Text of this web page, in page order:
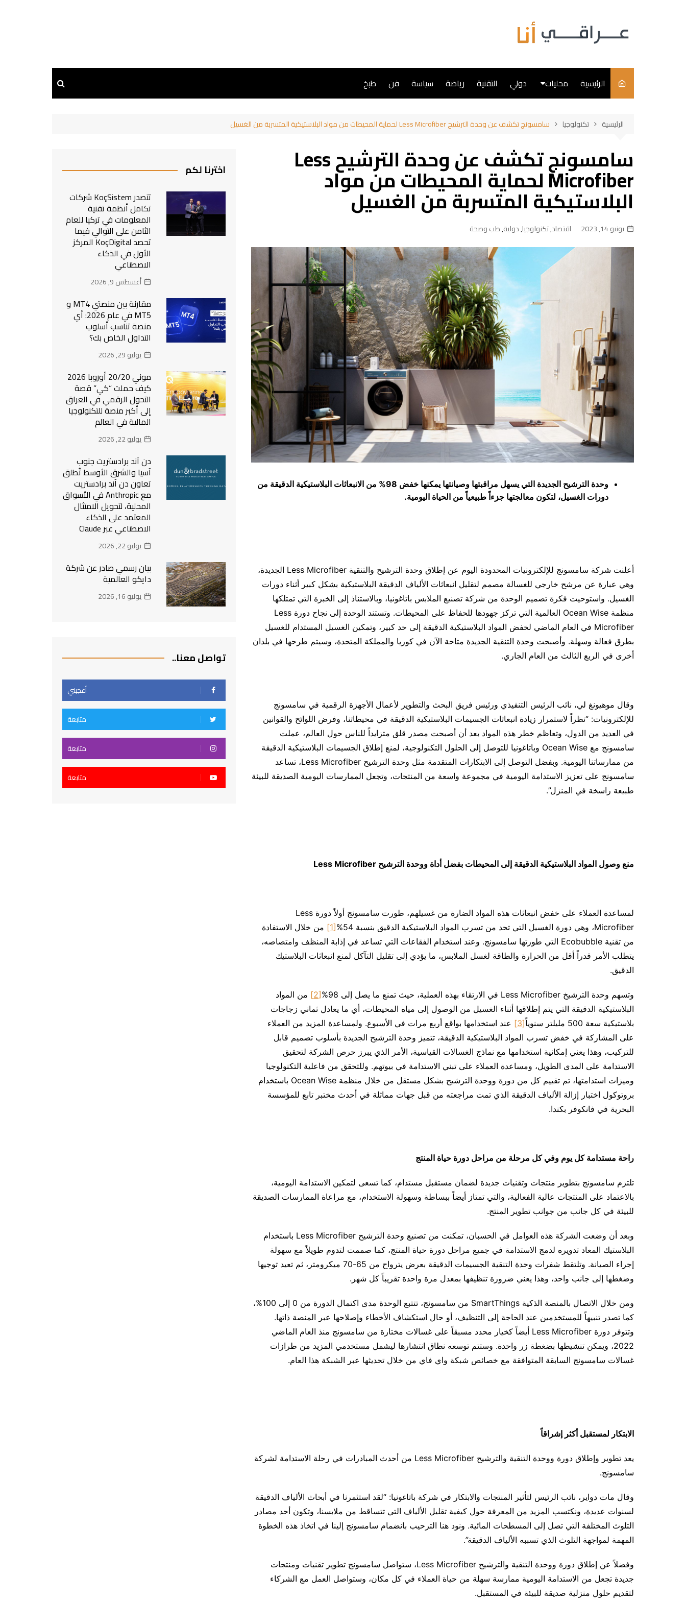
الرئيسية محليات
طبخ
دولي التقنية رياضة سياسة فن طبخ
الرئيسية تكنولوجيا سامسونج تكشف عن وحدة الترشيح Less Microfiber لحماية المحيطات من مواد البلاستيكية المتسربة من الغسيل
سامسونج تكشف عن وحدة الترشيح Less
Microfiber لحماية المحيطات من مواد
البلاستيكية المتسربة من الغسيل
يونيو 14, 2023 اقتصاد,تكنولوجيا,دولية,طب وصحة
وحدة الترشيح الجديدة التي يسهل مراقبتها وصيانتها يمكنها خفض 98% من الانبعاثات البلاستيكية الدقيقة من
دورات الغسيل، لتكون معالجتها جزءاً طبيعياً من الحياة اليومية.
أعلنت شركة سامسونج للإلكترونيات المحدودة اليوم عن إطلاق وحدة الترشيح والتنقية Less Microfiber الجديدة،
وهي عبارة عن مرشح خارجي للغسالة مصمم لتقليل انبعاثات الألياف الدقيقة البلاستيكية بشكل كبير أثناء دورات
الغسيل. واستوحيت فكرة تصميم الوحدة من شركة تصنيع الملابس باتاغونيا، وبالاستناذ إلى الخبرة التي تمتلكها
منظمة Ocean Wise العالمية التي تركز جهودها للحفاظ على المحيطات. وتستند الوحدة إلى نجاح دورة Less
Microfiber في العام الماضي لخفض المواد البلاستيكية الدقيقة إلى حد كبير، وتمكين الغسيل المستدام للغسيل
بطرق فعالة وسهلة. وأصبحت وحدة التنقية الجديدة متاحة الآن في كوريا والمملكة المتحدة، وسيتم طرحها في بلدان
أخرى في الربع الثالث من العام الجاري.
وقال موهيونغ لي، نائب الرئيس التنفيذي ورئيس فريق البحث والتطوير لأعمال الأجهزة الرقمية في سامسونج
للإلكترونيات: “نظراً لاستمرار زيادة انبعاثات الجسيمات البلاستيكية الدقيقة في محيطاتنا، وفرض اللوائح والقوانين
في العديد من الدول، وتعاظم خطر هذه المواد بعد أن أصبحت مصدر قلق متزايداً للناس حول العالم، عملت
سامسونج مع Ocean Wise وباتاغونيا للتوصل إلى الحلول التكنولوجية، لمنع إطلاق الجسيمات البلاستيكية الدقيقة
من ممارساتنا اليومية. وبفضل التوصل إلى الابتكارات المتقدمة مثل وحدة الترشيح Less Microfiber، تساعد
سامسونج على تعزيز الاستدامة اليومية في مجموعة واسعة من المنتجات، وتجعل الممارسات اليومية الصديقة للبيئة
طبيعة راسخة في المنزل”.
منع وصول المواد البلاستيكية الدقيقة إلى المحيطات بفضل أداة ووحدة الترشيح Less Microfiber
لمساعدة العملاء على خفض انبعاثات هذه المواد الضارة من غسيلهم، طورت سامسونج أولاً دورة Less
Microfiber، وهي دورة الغسيل التي تحد من تسرب المواد البلاستيكية الدقيق بنسبة 54%
[1]
من خلال الاستفادة
من تقنية Ecobubble التي طورتها سامسونج. وعند استخدام الفقاعات التي تساعد في إذابة المنظف وامتصاصه،
يتطلب الأمر قدراً أقل من الحرارة والطاقة لغسل الملابس، ما يؤدي إلى تقليل التآكل لمنع انبعاثات البلاستيك
الدقيق.
وتسهم وحدة الترشيخ Less Microfiber في الارتقاء بهذه العملية، حيث تمنع ما يصل إلى 98% [2]
من المواد
البلاستيكية الدقيقة التي يتم إطلاقها أثناء الغسيل من الوصول إلى مياه المحيطات، أي ما يعادل ثماني زجاجات
بلاستيكية سعة 500 مليلتر سنوياً
[3]
عند استخدامها بواقع أربع مرات في الأسبوع. ولمساعدة المزيد من العملاء
على المشاركة في خفض تسرب المواد البلاستيكية الدقيقة، تتميز وحدة الترشيح الجديدة بأسلوب تصميم قابل
للتركيب، وهذا يعني إمكانية استخدامها مع نماذج الغسالات القياسية، الأمر الذي يبرز حرص الشركة لتحقيق
الاستدامة على المدى الطويل، ومساعدة العملاء على تبني الاستدامة في بيوتهم. وللتحقق من فاعلية التكنولوجيا
وميزات استدامتها، تم تقييم كل من دورة ووحدة الترشيح بشكل مستقل من خلال منظمة Ocean Wise باستخدام
بروتوكول اختبار إزالة الألياف الدقيقة الذي تمت مراجعته من قبل جهات مماثلة في أحدث مختبر تابع للمؤسسة
البحرية في فانكوفر بكندا.
راحة مستدامة كل يوم وفي كل مرحلة من مراحل دورة حياة المنتج
تلتزم سامسونج بتطوير منتجات وتقنيات جديدة لضمان مستقبل مستدام، كما تسعى لتمكين الاستدامة اليومية،
بالاعتماد على المنتجات عالية الفعالية، والتي تمتاز أيضاً ببساطة وسهولة الاستخدام، مع مراعاة الممارسات الصديقة
للبيئة في كل جانب من جوانب تطوير المنتج.
وبعد أن وضعت الشركة هذه العوامل في الحسبان، تمكنت من تصنيع وحدة الترشيح Less Microfiber باستخدام
البلاستيك المعاد تدويره لدمج الاستدامة في جميع مراحل دورة حياة المنتج، كما صممت لتدوم طويلاً مع سهولة
إجراء الصيانة. وتلتقط شفرات وحدة التنقية الجسيمات الدقيقة بعرض يترواح من 65-70 ميكرومتر، ثم تعيد توجيها
وضغطها إلى جانب واحد، وهذا يعني ضرورة تنظيفها بمعدل مرة واحدة تقريباً كل شهر.
ومن خلال الاتصال بالمنصة الذكية SmartThings من سامسونج، تتتبع الوحدة مدى اكتمال الدورة من 0 إلى 100%،
كما تصدر تنبيهاً للمستخدمين عند الحاجة إلى التنظيف، أو حال استكشاف الأخطاء وإصلاحها عبر المنصة ذاتها.
وتتوفر دورة Less Microfiber أيضاً كخيار محدد مسبقاً على غسالات مختارة من سامسونج منذ العام الماضي
2022، ويمكن تنشيطها بضغطة زر واحدة. وستتم توسعه نطاق انتشارها ليشمل مستخدمي المزيد من طرازات
غسالات سامسونج السابقة المتوافقة مع خصائص شبكة واي فاي من خلال تحديثها عبر الشبكة هذا العام.
الابتكار لمستقبل أكثر إشراقاً
يعد تطوير وإطلاق دورة ووحدة التنقية والترشيح Less Microfiber من أحدث المبادرات في رحلة الاستدامة لشركة
سامسونج.
وقال مات دواير، نائب الرئيس لتأثير المنتجات والابتكار في شركة باتاغونيا: “لقد استثمرنا في أبحاث الألياف الدقيقة
لسنوات عديدة، ونكتسب المزيد من المعرفة حول كيفية تقليل الألياف التي تتساقط من ملابسنا، وتكون أحد مصادر
التلوث المختلفة التي تصل إلى المسطحات المائية. ونود هنا الترحيب بانضمام سامسونج إلينا في اتخاذ هذه الخطوة
المهمة لمواجهة التلوث الذي تسببه الألياف الدقيقة”.
وفضلاً عن إطلاق دورة ووحدة التنقية والترشيح Less Microfiber، ستواصل سامسونج تطوير تقنيات ومنتجات
جديدة تجعل من الاستدامة اليومية ممارسة سهلة من حياة العملاء في كل مكان، وستواصل العمل مع الشركاء
لتقديم حلول منزلية صديقة للبيئة في المستقبل.
اخترنا لكم
تتصدر KoçSistem شركات
تكامل أنظمة تقنية
المعلومات في تركيا للعام
الثامن على التوالي فيما
تحصد KoçDigital المركز
الأول في الذكاء
الاصطناعي
أغسطس 9, 2026
مقارنة بين منصتي MT4 و
MT5 في عام 2026: أي
منصة تناسب أسلوب
التداول الخاص بك؟
يوليو 29, 2026
موني 20/20 أوروبا 2026
كيف حملت “كي” قصة
التحول الرقمي في العراق
إلى أكبر منصة للتكنولوجيا
المالية في العالم
يوليو 22, 2026
دن آند برادستريت جنوب
آسيا والشرق الأوسط تُطلق
تعاون دن آند برادستريت
مع Anthropic في الأسواق
المحلية، لتحويل الامتثال
المعتمد على الذكاء
الاصطناعي عبر Claude
يوليو 22, 2026
بيان رسمي صادر عن شركة
دايكو العالمية
يوليو 16, 2026
تواصل معنا..
أعجبني
متابعة
متابعة
متابعة